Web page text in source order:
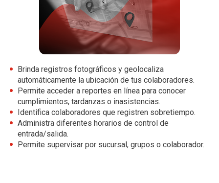
Brinda registros fotográficos y geolocaliza
automáticamente la ubicación de tus colaboradores.
Permite acceder a reportes en línea para conocer
cumplimientos, tardanzas o inasistencias.
Identifica colaboradores que registren sobretiempo.
Administra diferentes horarios de control de
entrada/salida.
Permite supervisar por sucursal, grupos o colaborador.